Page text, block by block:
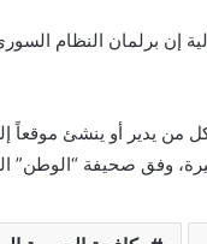
إن برلمان النظام